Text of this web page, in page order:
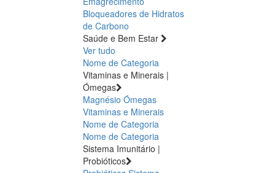
Bloqueadores de Hidratos
de Carbono
Saúde e Bem Estar
Ver tudo
Nome de Categoria
Vitaminas e Minerais |
Ómegas
Magnésio Ómegas
Vitaminas e Minerais
Nome de Categoria
Nome de Categoria
Sistema Imunitário |
Probióticos